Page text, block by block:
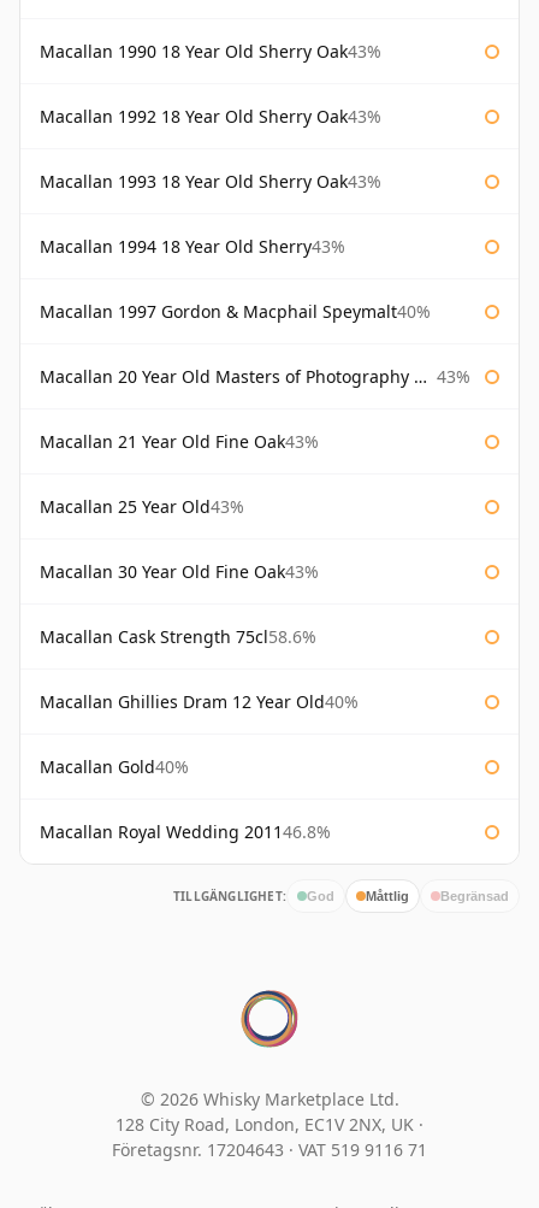
Macallan 1990 18 Year Old Sherry Oak43%
Macallan 1992 18 Year Old Sherry Oak43%
Macallan 1993 18 Year Old Sherry Oak43%
Macallan 1994 18 Year Old Sherry43%
Macallan 1997 Gordon & Macphail Speymalt40%
Macallan 20 Year Old Masters of Photography Albert Watson 43%
Macallan 21 Year Old Fine Oak43%
Macallan 25 Year Old43%
Macallan 30 Year Old Fine Oak43%
Macallan Cask Strength 75cl58.6%
Macallan Ghillies Dram 12 Year Old40%
Macallan Gold40%
Macallan Royal Wedding 201146.8%
TILLGÄNGLIGHET: God Måttlig Begränsad
© 2026 Whisky Marketplace Ltd.
128 City Road, London, EC1V 2NX, UK ·
Företagsnr. 17204643 · VAT 519 9116 71